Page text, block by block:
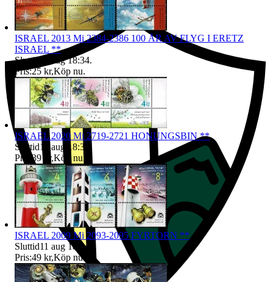
ISRAEL 2013 Mi 2384-2386 100 ÅR AV FLYG I ERETZ
ISRAEL **
Sluttid 11 aug 18:34.
Pris:25 kr,Köp nu.
ISRAEL 2020 Mi 2719-2721 HONUNGSBIN **
Sluttid11 aug 18:34
.
Pris: 39 kr,Köp nu.
ISRAEL 2009 Mi 2093-2095 FYRTORN **
Sluttid11 aug 18:34
Pris:49 kr,Köp nu.